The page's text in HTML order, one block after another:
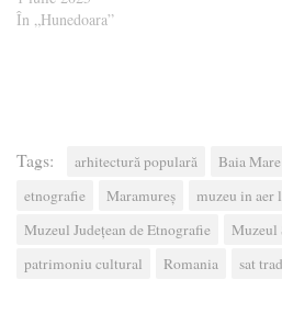
În „Hunedoara”
Tags: arhitectură populară Baia
etnografie
Maramureș
muzeu in aer
Muzeul Județean de Etnografie
Muzeul
patrimoniu cultural
Romania sat